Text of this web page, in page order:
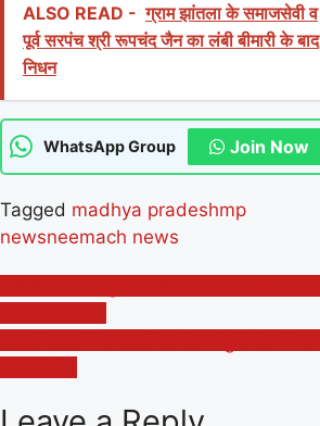
ALSO READ - ग्राम झांतला के समाजसेवी व
पूर्व सरपंच श्री रूपचंद जैन का लंबी बीमारी के बाद
निधन
WhatsApp Group Join Now
Tagged madhya pradeshmp
newsneemach news
Post
navigation